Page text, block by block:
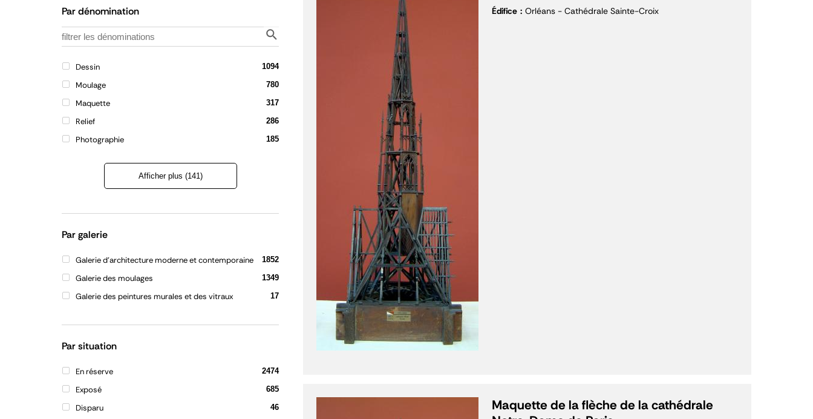
Par dénomination
Dessin 1094
Moulage 780
Maquette 317
Relief 286
Photographie 185
Afficher plus (141)
la
Par galerie
Galerie d'architecture moderne et contemporaine 1852
Galerie des moulages 1349
Galerie des peintures murales et des vitraux 17
Par situation
En réserve 2474
Exposé 685
Disparu 46
Édifice
Orléans - Cathédrale Sainte-Croix
Maquette de la flèche de la cathédrale